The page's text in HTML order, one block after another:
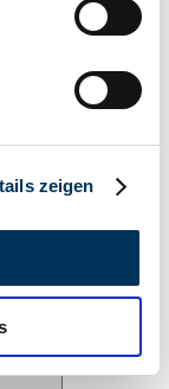
identifizieren
Daten
zu Ihrer
für
Unsere
zeigen